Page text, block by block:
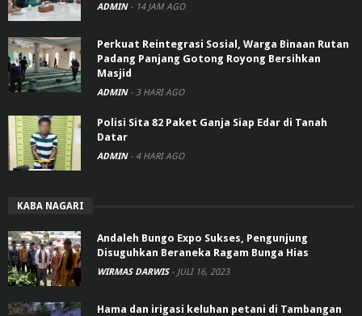
ADMIN - 14 JAM AGO
Perkuat Reintegrasi Sosial, Warga Binaan Rutan
Padang Panjang Gotong Royong Bersihkan
Masjid
ADMIN - 3 HARI AGO
Polisi Sita 82 Paket Ganja Siap Edar di Tanah
Datar
ADMIN - 4 HARI AGO
KABA NAGARI
Andaleh Bungo Expo Sukses, Pengunjung
Disuguhkan Beraneka Ragam Bunga Hias
WIRMAS DARWIS - JULI 16, 2023
Hama dan irigasi keluhan petani di Tambangan